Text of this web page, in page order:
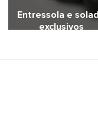
Entressola e
exclusivos